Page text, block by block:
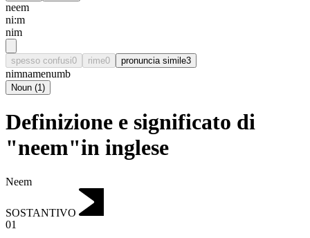
neem
ni:m
nim
spesso confusi0 rime0 pronuncia simile3
nimnamenumb
Noun (1)
Definizione e significato di
"neem"in inglese
Neem
SOSTANTIVO
01